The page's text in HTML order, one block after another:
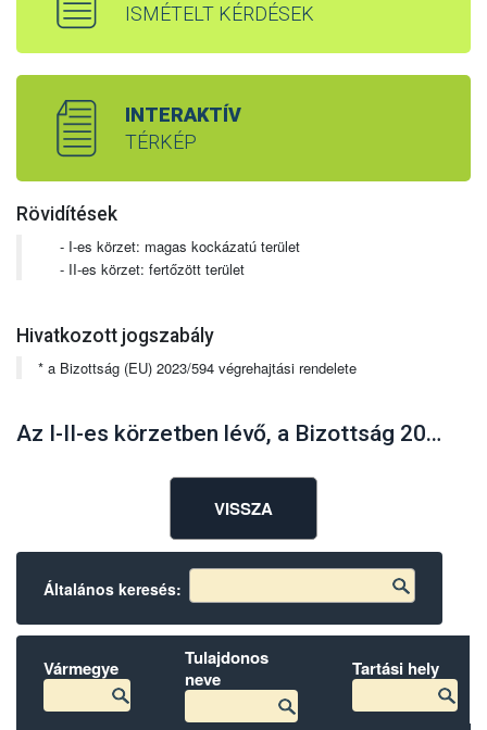
ISMÉTELT KÉRDÉSEK
INTERAKTÍV
TÉRKÉP
Rövidítések
- I-es körzet: magas kockázatú terület
- II-es körzet: fertőzött terület
Hivatkozott jogszabály
* a Bizottság (EU) 2023/594 végrehajtási rendelete
Az I-II-es körzetben lévő, a Bizottság 2023/594-es rendeletének megfelelő sertéstelepek listája
VISSZA
Általános keresés:
Vármegye
Tulajdonos
neve
Tartási hely